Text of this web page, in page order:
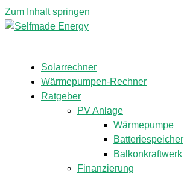
Zum Inhalt springen
Solarrechner
Wärmepumpen-Rechner
Ratgeber
PV Anlage
Wärmepumpe
Batteriespeicher
Balkonkraftwerk
Finanzierung